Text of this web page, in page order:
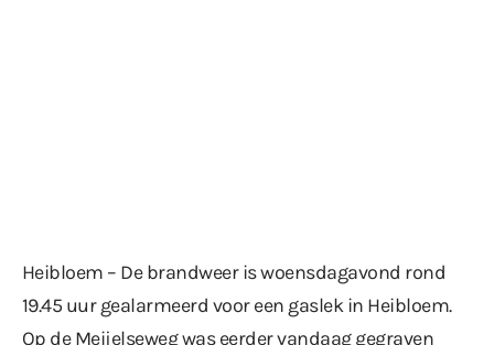
Heibloem – De brandweer is woensdagavond rond
19.45 uur gealarmeerd voor een gaslek in Heibloem.
Op de Meijelseweg was eerder vandaag gegraven